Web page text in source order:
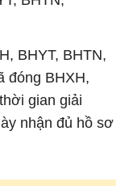
BHYT, BHTN,
đóng BHXH,
gian giải
nhận đủ hồ sơ